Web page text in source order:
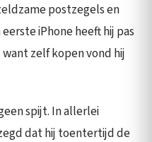
postzegels en
iPhone heeft hij pas
zelf kopen vond hij
spijt. In allerlei
dat hij toentertijd de